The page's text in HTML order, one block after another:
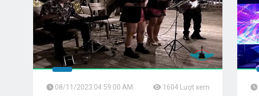
08/11/2023 04:59:00 AM 1604 Lượt xem